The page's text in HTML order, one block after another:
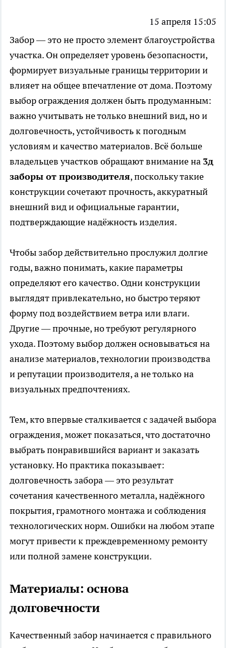
15 апреля 15:05
Забор — это не просто элемент благоустройства
участка. Он определяет уровень безопасности,
формирует визуальные границы территории и
влияет на общее впечатление от дома. Поэтому
выбор ограждения должен быть продуманным:
важно учитывать не только внешний вид, но и
долговечность, устойчивость к погодным
условиям и качество материалов. Всё больше
владельцев участков обращают внимание на 3д
заборы от производителя, поскольку такие
конструкции сочетают прочность, аккуратный
внешний вид и официальные гарантии,
подтверждающие надёжность изделия.
Чтобы забор действительно прослужил долгие
годы, важно понимать, какие параметры
определяют его качество. Одни конструкции
выглядят привлекательно, но быстро теряют
форму под воздействием ветра или влаги.
Другие — прочные, но требуют регулярного
ухода. Поэтому выбор должен основываться на
анализе материалов, технологии производства
и репутации производителя, а не только на
визуальных предпочтениях.
Тем, кто впервые сталкивается с задачей выбора
ограждения, может показаться, что достаточно
выбрать понравившийся вариант и заказать
установку. Но практика показывает:
долговечность забора — это результат
сочетания качественного металла, надёжного
покрытия, грамотного монтажа и соблюдения
технологических норм. Ошибки на любом этапе
могут привести к преждевременному ремонту
или полной замене конструкции.
Материалы: основа
долговечности
Качественный забор начинается с правильного